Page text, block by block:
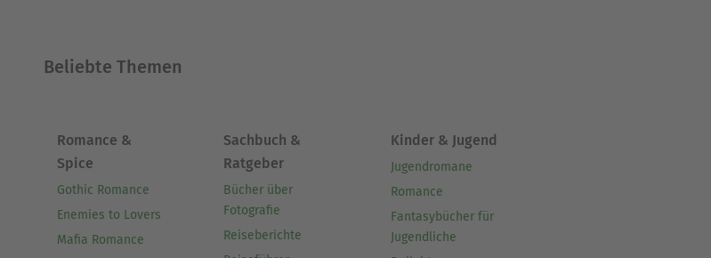
Beliebte Themen
Romance &
Spice
Gothic Romance
Enemies to Lovers
Mafia Romance
Sachbuch &
Ratgeber
Bücher über
Fotografie
Reiseberichte
Kinder & Jugend
Jugendromane
Romance
Fantasybücher für
Jugendliche